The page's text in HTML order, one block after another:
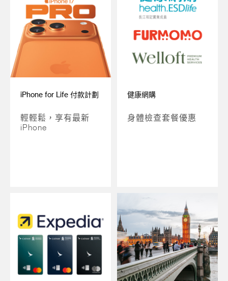
iPhone for Life 付款計劃
輕輕鬆，享有最新
iPhone
健康網購
身體檢查套餐優惠